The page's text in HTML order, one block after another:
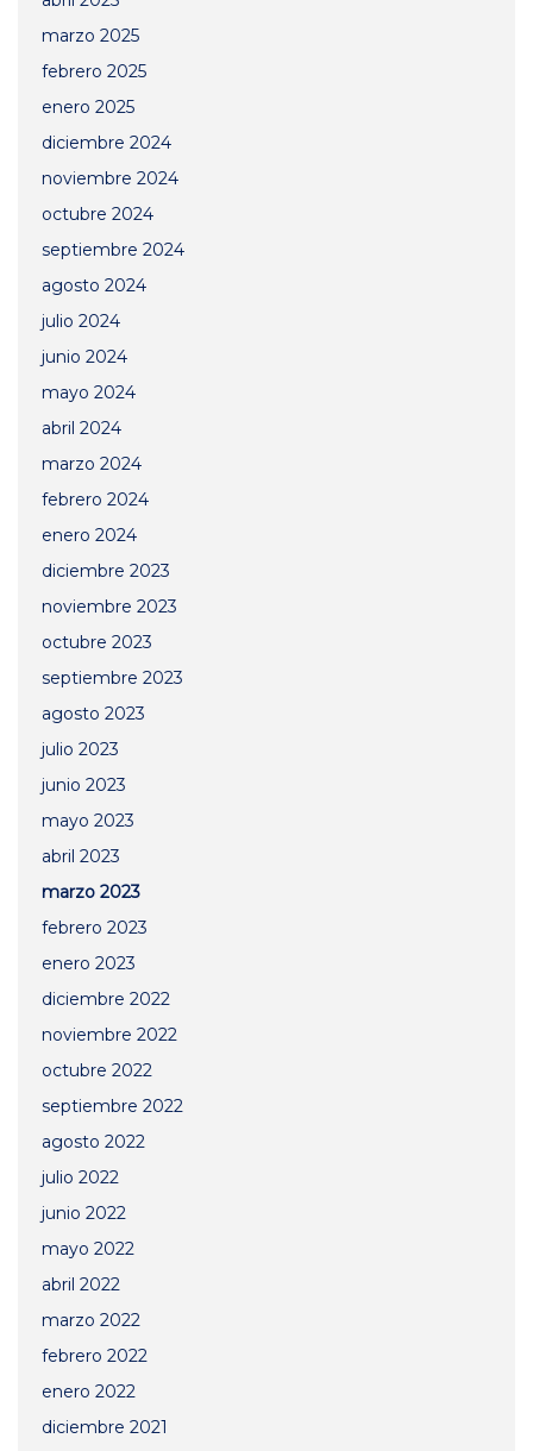
marzo 2025
febrero 2025
enero 2025
diciembre 2024
noviembre 2024
octubre 2024
septiembre 2024
agosto 2024
julio 2024
junio 2024
mayo 2024
abril 2024
marzo 2024
febrero 2024
enero 2024
diciembre 2023
noviembre 2023
octubre 2023
septiembre 2023
agosto 2023
julio 2023
junio 2023
mayo 2023
abril 2023
marzo 2023
febrero 2023
enero 2023
diciembre 2022
noviembre 2022
octubre 2022
septiembre 2022
agosto 2022
julio 2022
junio 2022
mayo 2022
abril 2022
marzo 2022
febrero 2022
enero 2022
diciembre 2021